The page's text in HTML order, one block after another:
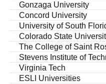
Gonzaga University
Concord University
University of South
Colorado State
The College of Saint
Stevens Institute of
Virginia Tech
ESLI Universities